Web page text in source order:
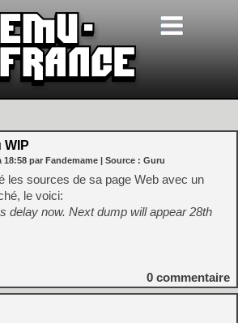
WIP
18:58 par Fandemame | Source : Guru
les sources de sa page Web avec un
le voici:
delay now. Next dump will appear 28th
0 commentaire